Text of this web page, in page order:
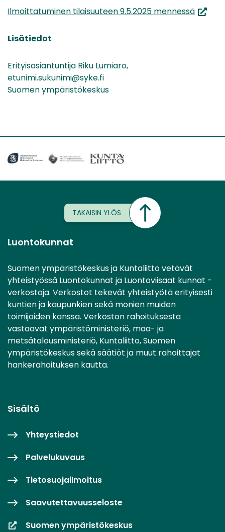
Ilmoittatuminen tilaisuuteen 9.5.2025 mennessä
Lisätiedot
Erityisasiantuntija Riku Lumiaro,
etunimi.sukunimi@syke.fi
Suomen ympäristökeskus
TAKAISIN YLÖS
Luontokunnat
Suomen ympäristökeskus ja Kuntaliitto vetävät
yhteistyössä Luontokunnat ja Luontoviisaat kunnat -
verkostoja. Verkostot tekevät yhteistyötä erityisesti
kuntien ja kaupunkien sekä monien muiden
toimijoiden kanssa. Verkoston rahoituksesta
vastaavat ympäristöministeriö, maa- ja
metsätalousministeriö, Kuntaliitto, Suomen
ympäristökeskus sekä säätiöt ja muut rahoittajat
hankerahoituksen kautta.
Sisältö
Yhteystiedot
Palvelukuvaus
Tietosuojailmoitus
Saavutettavuusseloste
Suomen ympäristökeskus